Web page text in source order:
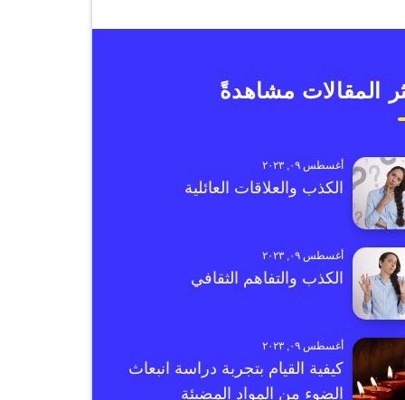
المقالات مشاهدةً
أغسطس ٠٩, ٢٠٢٣
الكذب والعلاقات العائلية
أغسطس ٠٩, ٢٠٢٣
الكذب والتفاهم الثقافي
أغسطس ٠٩, ٢٠٢٣
كيفية القيام بتجربة دراسة انبعاث
الضوء من المواد المضيئة